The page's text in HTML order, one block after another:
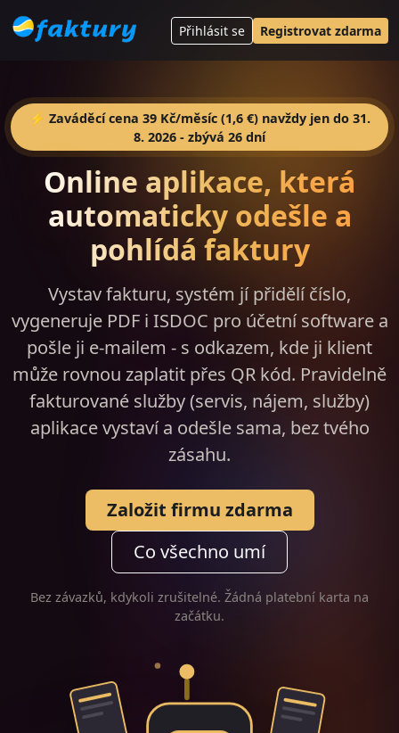
Přihlásit se Registrovat zdarma
⚡ Zaváděcí cena 39 Kč/měsíc (1,6 €) navždy jen do 31.
8. 2026 - zbývá 26 dní
Online aplikace, která
automaticky odešle a
pohlídá faktury
Vystav fakturu, systém jí přidělí číslo,
vygeneruje PDF i ISDOC pro účetní software a
pošle ji e-mailem - s odkazem, kde ji klient
může rovnou zaplatit přes QR kód. Pravidelně
fakturované služby (servis, nájem, služby)
aplikace vystaví a odešle sama, bez tvého
zásahu.
Založit firmu zdarma
Co všechno umí
Bez závazků, kdykoli zrušitelné. Žádná platební karta na
začátku.